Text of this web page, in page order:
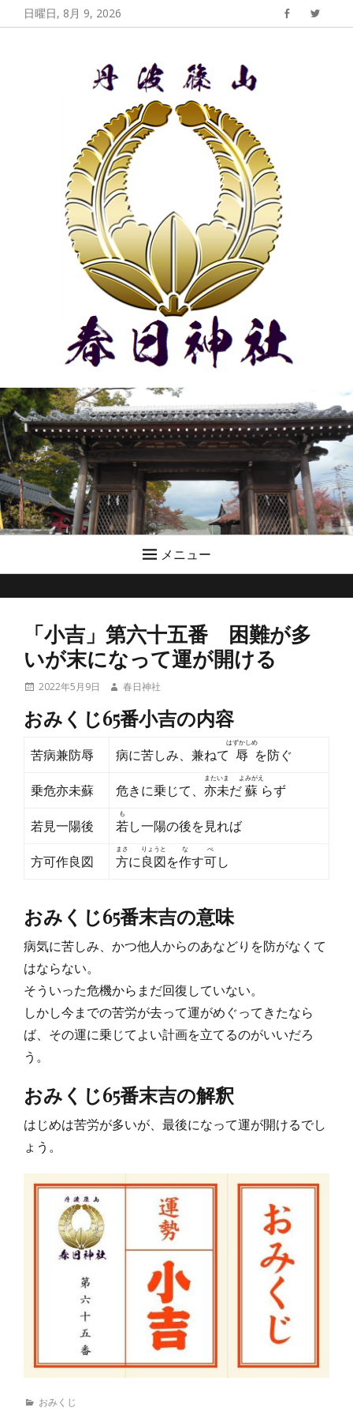
ン
日曜日, 8月 9, 2026 Facebook
社
メニュー
「小吉」第六十五番 困難が多
いが末になって運が開ける
投
日
2022年5月9日
投
者
春日神社
おみくじ65番小吉の内容
苦病兼防辱 病に苦しみ、兼ねて 辱
はずかしめ
を防ぐ
乗危亦未蘇 危きに乗じて、 亦未
またいま
だ蘇
よみがえ
らず
若見一陽後 若
も
し一陽の後を見れば
方可作良図 方
まさ
に良図
りょうと
を作
な
す可
べ
し
おみくじ65番末吉の意味
病気に苦しみ、かつ他人からのあなどりを防がなくて
はならない。
そういった危機からまだ回復していない。
しかし今までの苦労が去って運がめぐってきたなら
ば、その運に乗じてよい計画を立てるのがいいだろ
う。
おみくじ65番末吉の解釈
はじめは苦労が多いが、最後になって運が開けるでし
ょう。
カ おみくじ